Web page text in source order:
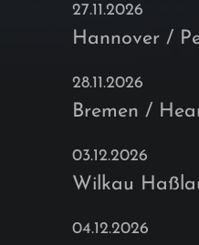
27.11.2026
Hannover /
28.11.2026
Bremen /
03.12.2026
Wilkau
04.12.2026